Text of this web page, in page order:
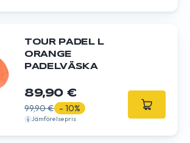
TOUR PADEL L
ORANGE
PADELVÄSKA
89,90 €
99,90 € - 10%
Jämförelsepris